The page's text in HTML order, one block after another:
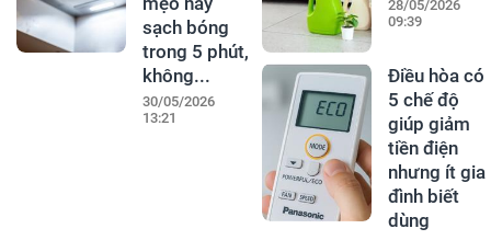
sạch bóng
trong 5 phút,
không...
30/05/2026
13:21
28/05/2026
09:39
Điều hòa có
5 chế độ
giúp giảm
tiền điện
nhưng ít gia
đình biết
dùng